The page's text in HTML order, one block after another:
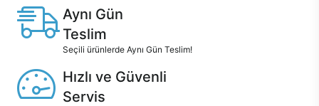
Aynı Gün
Teslim
Seçili ürünlerde Aynı Gün Teslim!
Hızlı ve Güvenli
Servis